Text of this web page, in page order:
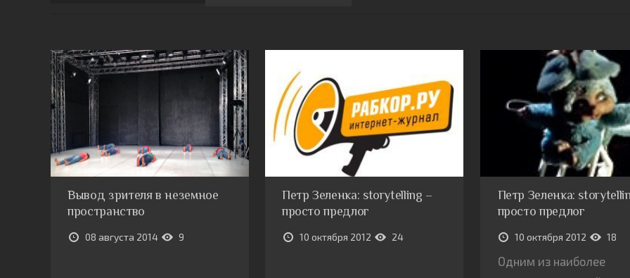
Вывод зрителя в неземное
пространство
08 августа 2014 9
Петр Зеленка: storytelling –
просто предлог
10 октября 2012 24
Петр Зеленка:
просто предлог
10 октября 2012 18
Одним из наиболее